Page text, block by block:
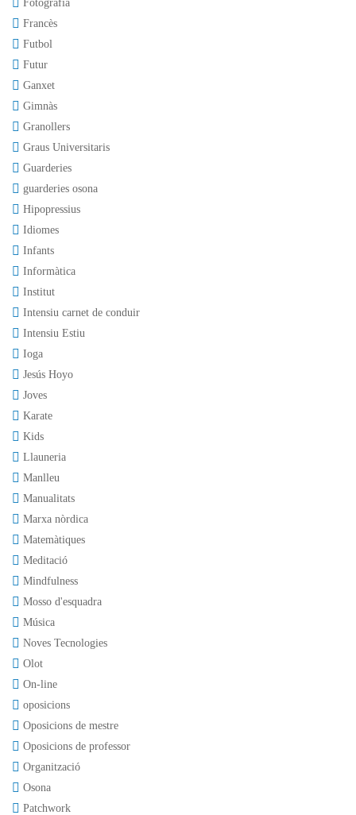
Fotografia
Francès
Futbol
Futur
Ganxet
Gimnàs
Granollers
Graus Universitaris
Guarderies
guarderies osona
Hipopressius
Idiomes
Infants
Informàtica
Institut
Intensiu carnet de conduir
Intensiu Estiu
Ioga
Jesús Hoyo
Joves
Karate
Kids
Llauneria
Manlleu
Manualitats
Marxa nòrdica
Matemàtiques
Meditació
Mindfulness
Mosso d'esquadra
Música
Noves Tecnologies
Olot
On-line
oposicions
Oposicions de mestre
Oposicions de professor
Organització
Osona
Patchwork